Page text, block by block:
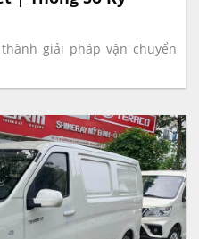
giải pháp vận chuyển